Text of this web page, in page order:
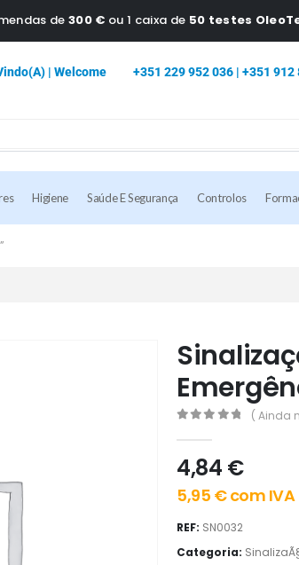
de300 € ou 1 caixa de 50 testes
| Welcome +351 229 952 036 | +351 912
Higiene Saúde E Segurança Controlos
( Ainda
4,84 €
5,95 €com IVA
REF: SN0032
Categoria: